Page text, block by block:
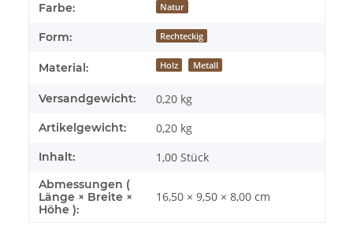
Farbe: Natur
Form: Rechteckig
Material: Holz Metall
Versandgewicht: 0,20 kg
Artikelgewicht: 0,20 kg
Inhalt: 1,00 Stück
Abmessungen (
Länge × Breite ×
Höhe ):
16,50 × 9,50 × 8,00 cm